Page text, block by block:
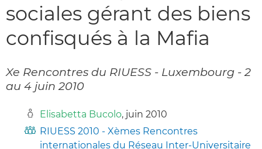
sociales gérant des biens
confisqués à la Mafia
Xe Rencontres du RIUESS - Luxembourg - 2
au 4 juin 2010
Elisabetta Bucolo, juin 2010
RIUESS 2010 - Xèmes Rencontres
internationales du Réseau Inter-Universitaire